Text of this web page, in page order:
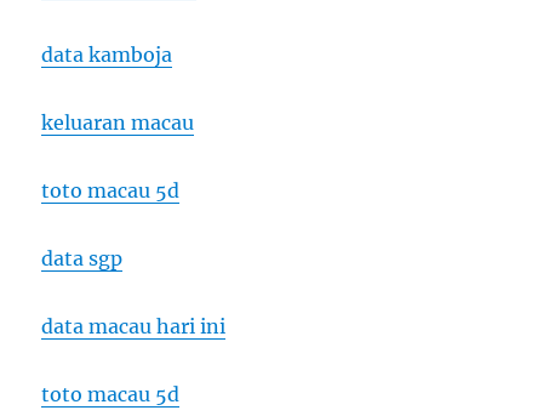
data kamboja
keluaran macau
toto macau 5d
data sgp
data macau hari ini
toto macau 5d